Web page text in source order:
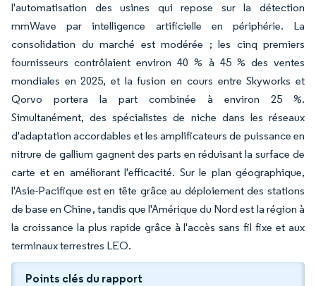
l'automatisation des usines qui repose sur la détection
mmWave par intelligence artificielle en périphérie. La
consolidation du marché est modérée ; les cinq premiers
fournisseurs contrôlaient environ 40 % à 45 % des ventes
mondiales en 2025, et la fusion en cours entre Skyworks et
Qorvo portera la part combinée à environ 25 %.
Simultanément, des spécialistes de niche dans les réseaux
d'adaptation accordables et les amplificateurs de puissance en
nitrure de gallium gagnent des parts en réduisant la surface de
carte et en améliorant l'efficacité. Sur le plan géographique,
l'Asie-Pacifique est en tête grâce au déploiement des stations
de base en Chine, tandis que l'Amérique du Nord est la région à
la croissance la plus rapide grâce à l'accès sans fil fixe et aux
terminaux terrestres LEO.
Points clés du rapport